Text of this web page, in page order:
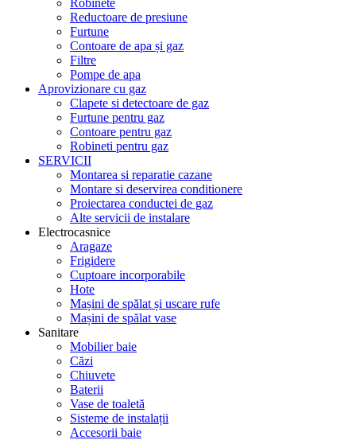
Robinete
Reductoare de presiune
Furtune
Contoare de apa și gaz
Filtre
Pompe de apa
Aprovizionare cu gaz
Clapete si detectoare de gaz
Furtune pentru gaz
Contoare pentru gaz
Robineti pentru gaz
SERVICII
Montarea si reparatie cazane
Montare si deservirea conditionere
Proiectarea conductei de gaz
Alte servicii de instalare
Electrocasnice
Aragaze
Frigidere
Cuptoare incorporabile
Hote
Mașini de spălat și uscare rufe
Mașini de spălat vase
Sanitare
Mobilier baie
Căzi
Chiuvete
Baterii
Vase de toaletă
Sisteme de instalații
Accesorii baie